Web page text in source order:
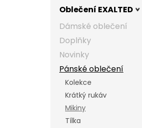
Oblečení EXALTED
Dámské oblečení
Doplňky
Novinky
Pánské oblečení
Kolekce
Krátký rukáv
Mikiny
Tílka